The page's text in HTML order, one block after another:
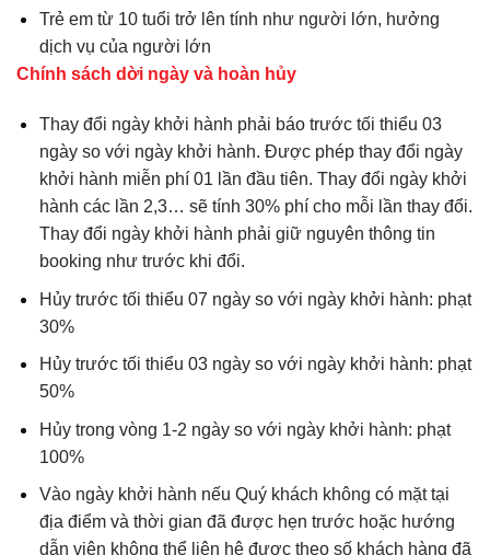
Trẻ em từ 10 tuổi trở lên tính như người lớn, hưởng
dịch vụ của người lớn
Chính sách dời ngày và hoàn hủy
Thay đổi ngày khởi hành phải báo trước tối thiểu 03
ngày so với ngày khởi hành. Được phép thay đổi ngày
khởi hành miễn phí 01 lần đầu tiên. Thay đổi ngày khởi
hành các lần 2,3… sẽ tính 30% phí cho mỗi lần thay đổi.
Thay đổi ngày khởi hành phải giữ nguyên thông tin
booking như trước khi đổi.
Hủy trước tối thiểu 07 ngày so với ngày khởi hành: phạt
30%
Hủy trước tối thiểu 03 ngày so với ngày khởi hành: phạt
50%
Hủy trong vòng 1-2 ngày so với ngày khởi hành: phạt
100%
Vào ngày khởi hành nếu Quý khách không có mặt tại
địa điểm và thời gian đã được hẹn trước hoặc hướng
dẫn viên không thể liên hệ được theo số khách hàng đã